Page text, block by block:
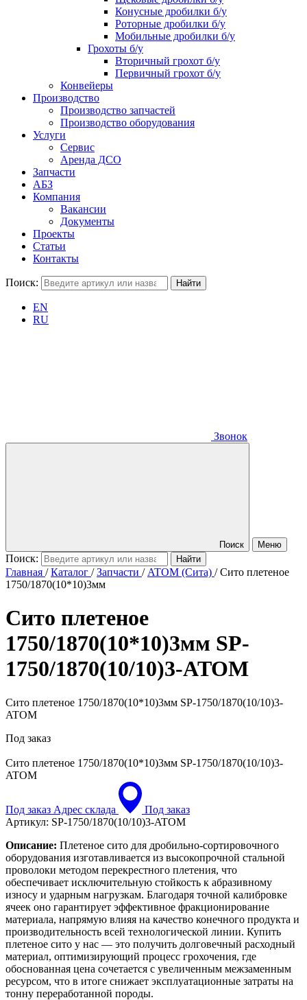
Конусные дробилки б/у
Роторные дробилки б/у
Мобильные дробилки б/у
Грохоты б/у
Вторичный грохот б/у
Первичный грохот б/у
Конвейеры
Производство
Производство запчастей
Производство оборудования
Услуги
Сервис
Аренда ДСО
Запчасти
АБЗ
Компания
Вакансии
Документы
Проекты
Статьи
Контакты
Поиск:
EN
RU
Звонок
Поиск Меню
Поиск:
Главная /Каталог /Запчасти / ATOM (Сита) /Сито плетеное
1750/1870(10*10)3мм
Сито плетеное
1750/1870(10*10)3мм SP-
1750/1870(10/10)3-ATOM
Сито плетеное 1750/1870(10*10)3мм SP-1750/1870(10/10)3-
ATOM
Под заказ
Сито плетеное 1750/1870(10*10)3мм SP-1750/1870(10/10)3-
ATOM
Под заказ Адрес склада
Под заказ
Артикул: SP-1750/1870(10/10)3-ATOM
Описание: Плетеное сито для дробильно-сортировочного
оборудования изготавливается из высокопрочной стальной
проволоки методом перекрестного плетения, что
обеспечивает исключительную стойкость к абразивному
износу и ударным нагрузкам. Благодаря точной калибровке
ячеек оно гарантирует эффективное фракционирование
материала, напрямую влияя на качество конечного продукта и
производительность всей технологической линии. Купить
плетеное сито у нас — это получить долговечный расходный
материал, оптимизирующий процесс грохочения, где
обоснованная цена сочетается с увеличенным межзаменным
ресурсом, что в итоге снижает эксплуатационные затраты на
тонну переработанной породы.